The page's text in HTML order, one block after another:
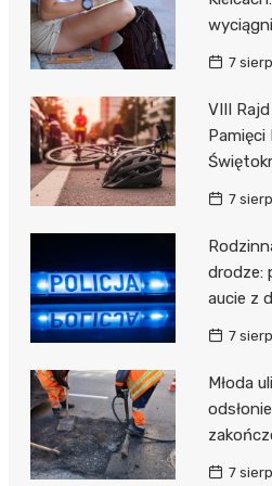
7
VIII
7
drodze:
aucie z
7
Młoda
7